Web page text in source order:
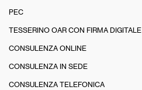
PEC
TESSERINO OAR CON FIRMA DIGITALE
CONSULENZA ONLINE
CONSULENZA IN SEDE
CONSULENZA TELEFONICA